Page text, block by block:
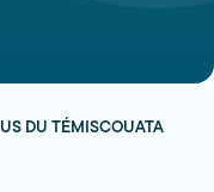
DU TÉMISCOUATA